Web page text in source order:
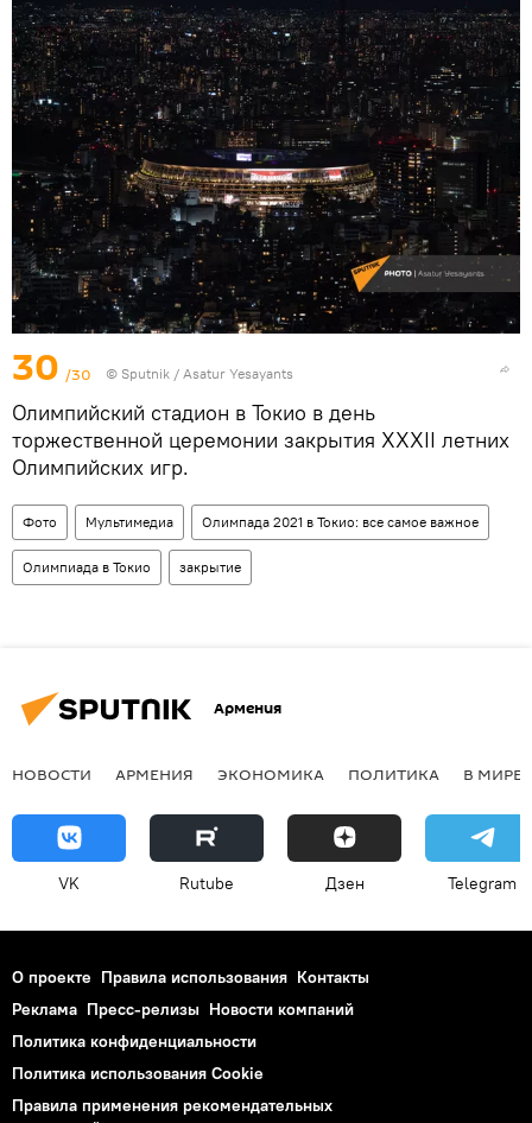
30 /30 © Sputnik / Asatur Yesayants
Олимпийский стадион в Токио в день
торжественной церемонии закрытия XXXII летних
Олимпийских игр.
Фото Мультимедиа Олимпада 2021 в Токио: все самое важное
Олимпиада в Токио закрытие
Армения
НОВОСТИ АРМЕНИЯ ЭКОНОМИКА ПОЛИТИКА В МИРЕ
VK Rutube Дзен Telegram
О проекте Правила использования Контакты
Реклама Пресс-релизы Новости компаний
Политика конфиденциальности
Политика использования Cookie
Правила применения рекомендательных